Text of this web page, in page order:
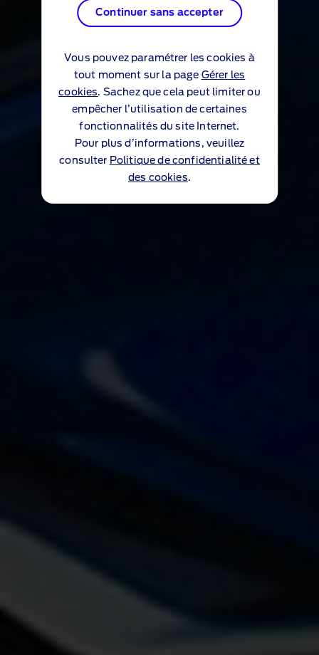
Continuer sans accepter
Vous pouvez paramétrer les cookies à
tout moment sur la page Gérer les
cookies. Sachez que cela peut limiter ou
empêcher l’utilisation de certaines
fonctionnalités du site Internet.
Pour plus d’informations, veuillez
consulter Politique de confidentialité et
des cookies.